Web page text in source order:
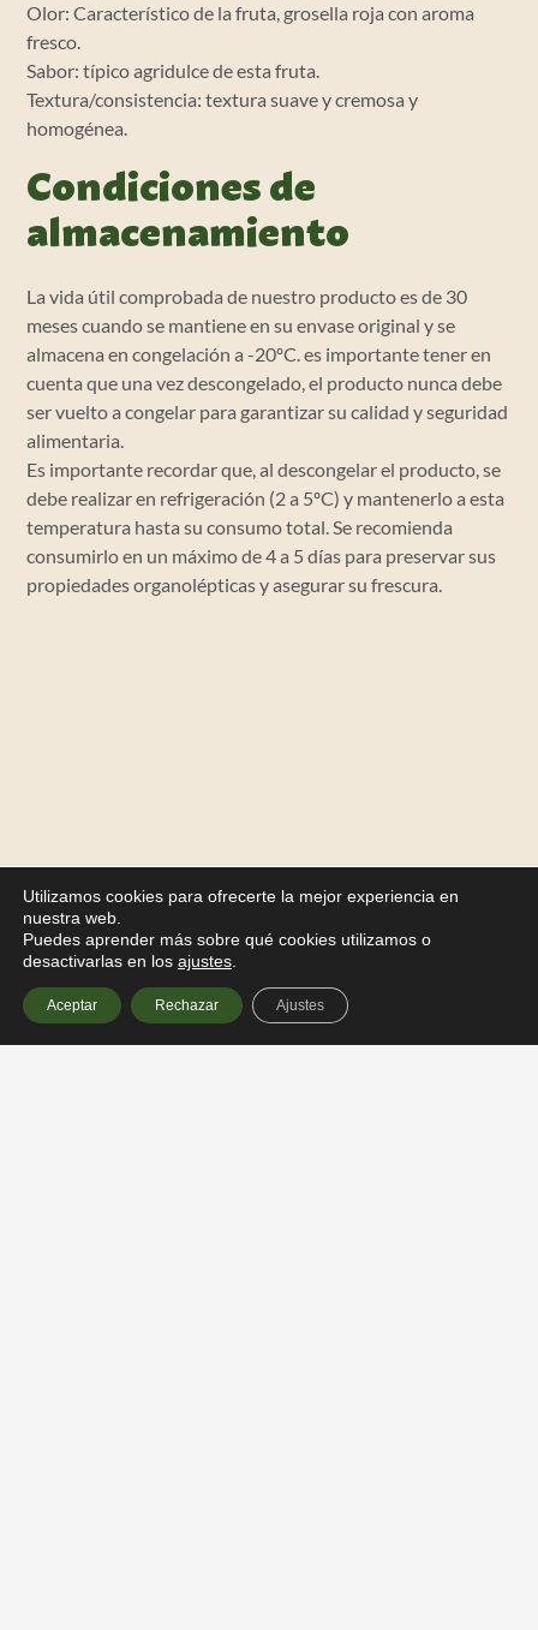
Olor: Característico de la fruta, grosella roja con aroma
fresco.
Sabor: típico agridulce de esta fruta.
Textura/consistencia: textura suave y cremosa y
homogénea.
Condiciones de
almacenamiento
La vida útil comprobada de nuestro producto es de 30
meses cuando se mantiene en su envase original y se
almacena en congelación a -20ºC. es importante tener en
cuenta que una vez descongelado, el producto nunca debe
ser vuelto a congelar para garantizar su calidad y seguridad
alimentaria.
Es importante recordar que, al descongelar el producto, se
debe realizar en refrigeración (2 a 5ºC) y mantenerlo a esta
temperatura hasta su consumo total. Se recomienda
consumirlo en un máximo de 4 a 5 días para preservar sus
propiedades organolépticas y asegurar su frescura.
Utilizamos cookies para ofrecerte la mejor experiencia en
nuestra web.
Puedes aprender más sobre qué cookies utilizamos o
desactivarlas en los ajustes
Aceptar Rechazar Ajustes